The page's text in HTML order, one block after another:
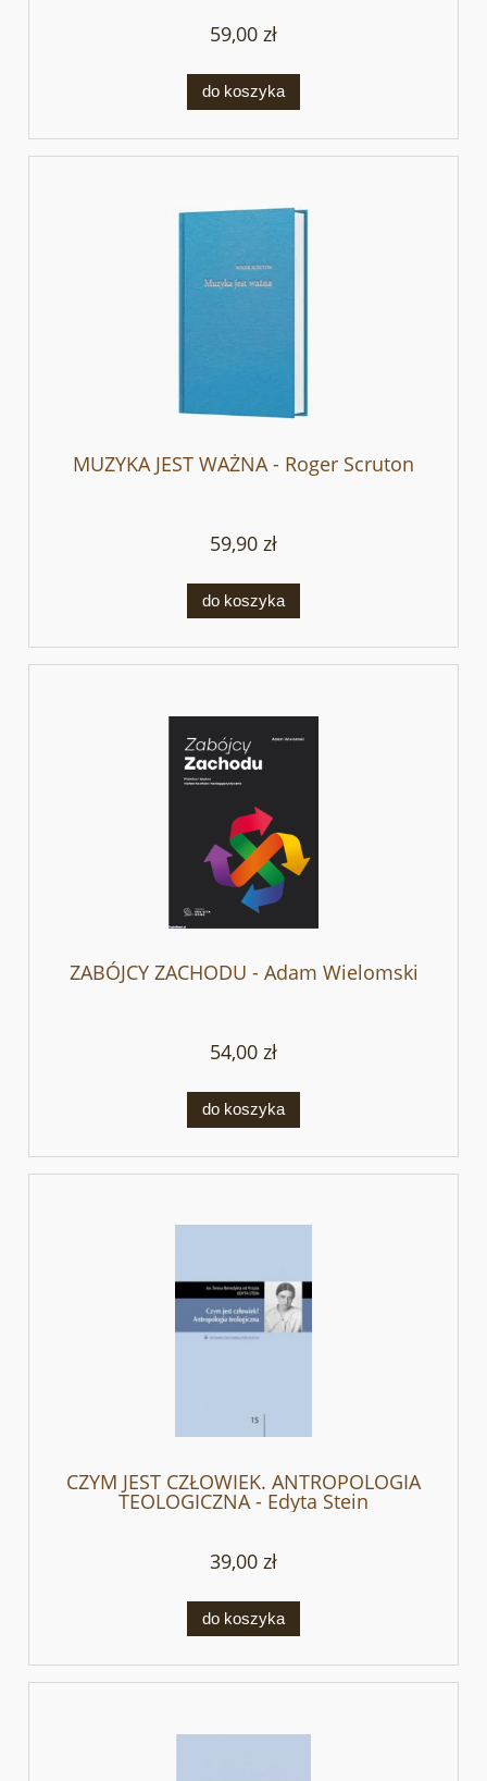
59,00 zł
do koszyka
MUZYKA JEST WAŻNA - Roger Scruton
59,90 zł
do koszyka
ZABÓJCY ZACHODU - Adam Wielomski
54,00 zł
do koszyka
CZYM JEST CZŁOWIEK. ANTROPOLOGIA
TEOLOGICZNA - Edyta Stein
39,00 zł
do koszyka